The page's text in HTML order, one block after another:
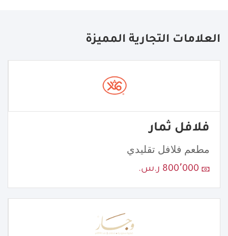
العلامات التجارية المميزة
فلافل ثمار
مطعم فلافل تقليدي
800٬000 ر.س.